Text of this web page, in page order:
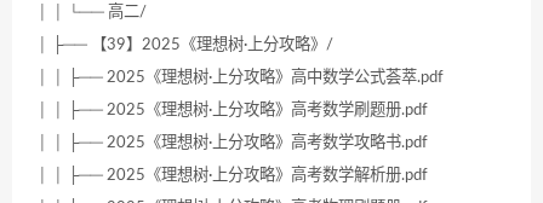
│ │ └── 高二/
│ ├── 【39】2025《理想树·上分攻略》/
│ │ ├── 2025《理想树·上分攻略》高中数学公式荟萃.pdf
│ │ ├── 2025《理想树·上分攻略》高考数学刷题册.pdf
│ │ ├── 2025《理想树·上分攻略》高考数学攻略书.pdf
│ │ ├── 2025《理想树·上分攻略》高考数学解析册.pdf